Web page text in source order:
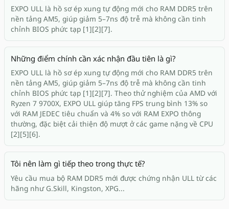
EXPO ULL là hồ sơ ép xung tự động mới cho RAM DDR5 trên
nền tảng AM5, giúp giảm 5–7ns độ trễ mà không cần tinh
chỉnh BIOS phức tạp [1][2][7].
Những điểm chính cần xác nhận đầu tiên là gì?
EXPO ULL là hồ sơ ép xung tự động mới cho RAM DDR5 trên
nền tảng AM5, giúp giảm 5–7ns độ trễ mà không cần tinh
chỉnh BIOS phức tạp [1][2][7]. Theo thử nghiệm của AMD với
Ryzen 7 9700X, EXPO ULL giúp tăng FPS trung bình 13% so
với RAM JEDEC tiêu chuẩn và 4% so với RAM EXPO thông
thường, đặc biệt cải thiện độ mượt ở các game nặng về CPU
[2][5][6].
Tôi nên làm gì tiếp theo trong thực tế?
Yêu cầu mua bộ RAM DDR5 mới được chứng nhận ULL từ các
hãng như G.Skill, Kingston, XPG...